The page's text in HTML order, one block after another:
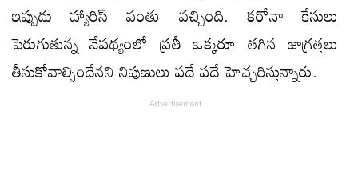
ఇప్పుడు హ్యారిస్ వంతు వచ్చింది. కరోనా కేసులు
పెరుగుతున్న నేపథ్యంలో ప్రతీ ఒక్కరూ తగిన జాగ్రత్తలు
తీసుకోవాల్సిందేనని నిపుణులు పదే పదే హెచ్చరిస్తున్నారు.